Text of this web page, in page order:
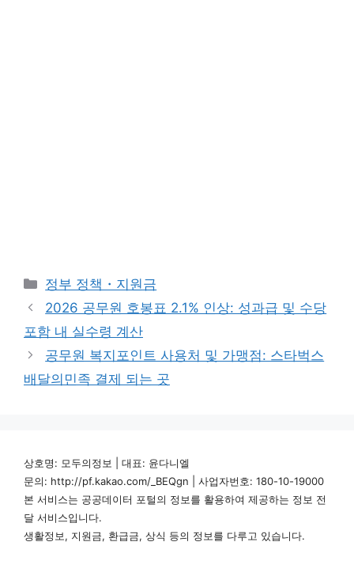
카
테
리
정부 정책・지원금
2026 공무원 호봉표 2.1% 인상: 성과급 및 수당
포함 내 실수령 계산
공무원 복지포인트 사용처 및 가맹점: 스타벅스
배달의민족 결제 되는 곳
상호명: 모두의정보 | 대표: 윤다니엘
문의: http://pf.kakao.com/_BEQgn | 사업자번호: 180-10-19000
본 서비스는 공공데이터 포털의 정보를 활용하여 제공하는 정보 전
달 서비스입니다.
생활정보, 지원금, 환급금, 상식 등의 정보를 다루고 있습니다.